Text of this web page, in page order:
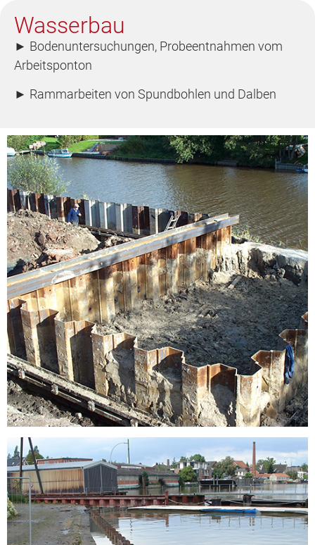
Wasserbau
► Bodenuntersuchungen, Probeentnahmen vom
Arbeitsponton
► Rammarbeiten von Spundbohlen und Dalben